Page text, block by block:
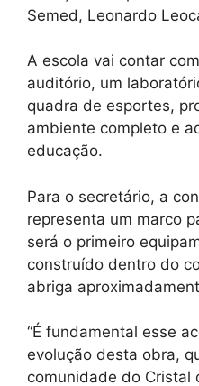
Semed, Leonardo
A escola vai contar
auditório, um
quadra de esportes,
ambiente completo e
educação.
Para o secretário, a
representa um marco
será o primeiro
construído dentro do
abriga
“É fundamental esse
evolução desta obra,
comunidade do Cristal